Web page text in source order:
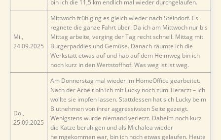
bin ich die 11,5 km endlich mal wieder durchgelaufen.
Mi.,
24.09.2025
Mittwoch früh ging es gleich wieder nach Steindorf. Es
regnete die ganze Fahrt über. Da ich am Mittwoch nur bis
Mittag arbeite, verging der Tag recht schnell. Mittag mit
Burgerpaddies und Gemüse. Danach räumte ich die
Werkstatt etwas auf und hab auf dem Heimweg bin ich
noch kurz in den Wertstoffhof. Was weg ist ist weg.
Do.,
25.09.2025
Am Donnerstag mal wieder im HomeOffice gearbeitet.
Nach der Arbeit bin ich mit Lucky noch zum Tierarzt – ich
wollte sie impfen lassen. Stattdessen hat sich Lucky beim
Blutnehmen von ihrer aggressivsten Seite gezeigt.
Wenigstens wurde niemand verletzt. Daheim noch kurz
die Katze beruhigen und als Michalea wieder
heimgekommen war, bin ich noch etwas gelaufen. Heute